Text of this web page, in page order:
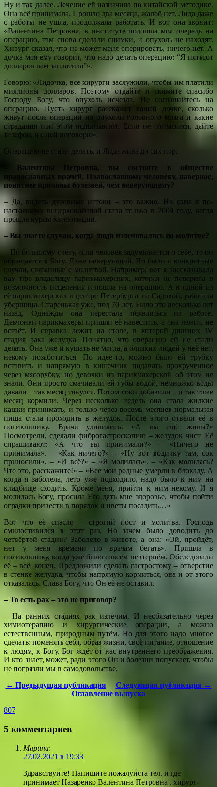
Ну и так далее. Лечение ей назначила по китайской методике.
Она всё принимала. Прошло два месяца, жалоб нет, Лида даже
с работы не ушла, продолжала работать. И вот она звонит:
«Валентина Петровна, в институте подошла моя очередь на
операцию, там снова сделали снимки, и опухоль не находят.
Хирург сказал, что не может меня оперировать, ничего нет. А
дочка моя ему говорит, что надо делать операцию: “Я пятьсот
долларов вам заплатила”».
Говорю: «Лидочка, все хирурги заслужили, чтобы им платили
миллионы долларов. Поэтому отдайте и скажите спасибо
Господу Богу, что опухоль исчезла. Не соглашайтесь на
операцию. Пусть хирург расскажет вашей дочке, сколько
живут после операции на опухоли головного мозга и какие
страдания при этом испытывают. Если не согласится, дайте
телефон, я с ней поговорю».
Операцию не стали делать, и Лида жива до сих пор.
– Валентина Петровна, вы состоите в обществе
православных врачей. Православному человеку, наверное,
понятнее причины болезней, чем неверующему?
– Да, видеть духовные истоки – это важно. Но сама я по-
настоящему воцерковлённой стала только в 2009 году, когда
прошла курсы катехизации.
– Вы знаете случаи, когда люди излечивались по молитве?
– По большому счёту, если человек задумывается о себе, то он
обращается к Богу. Даже неверующий. Но были и конкретные
случаи, связанные с молитвой. Например, вот я рассказывала
вам про владелицу парикмахерских, которая не поверила в
возможность исцеления и пошла на операцию. А в одной из
её парикмахерских в центре Петербурга, на Садовой, работала
уборщица. Старенькая уже, под 70 лет. Было это несколько лет
назад. Однажды она перестала появляться на работе.
Девчонки-парикмахеры пришли её навестить, а она лежит, не
встаёт. И справка лежит на столе, в которой диагноз: IV
стадия рака желудка. Понятно, что операцию ей не стали
делать. Она уже и кушать не могла, а близких людей у неё нет,
некому позаботиться. По идее-то, можно было ей трубку
вставить и напрямую в кишечник подавать прокрученное
через мясорубку, но девочки из парикмахерской об этом не
знали. Они просто смачивали ей губы водой, немножко воды
давали – так месяц тянулся. Потом соки добавили – и так тоже
месяц кормили. Через несколько недель она стала жидкие
кашки принимать, и только через восемь месяцев нормальная
пища стала проходить в желудок. После этого отвели её в
поликлинику. Врачи удивились: «А вы ещё живы?»
Посмотрели, сделали фиброгастроскопию – желудок чист. Её
спрашивают: «А что вы принимали?» – «Ничего не
принимала». – «Как ничего?» – «Ну вот водичку там, сок
приносили». – «И всё?» – «Я молилась». – «Как молилась?
Что это, расскажите!» – «Все мои родные умерли в блокаду. А
когда я заболела, лето уже подходило, надо было к ним на
кладбище сходить. Кроме меня, прийти к ним некому. И я
молилась Богу, просила Его дать мне здоровье, чтобы пойти
оградки привести в порядок и цветы посадить…»
Вот что её спасло – строгий пост и молитва. Господь
смилостивился в этот раз. Но зачем было доводить до
четвёртой стадии? Заболело в животе, а она: «Ой, пройдёт,
нет у меня времени по врачам бегать». Пришла в
поликлинику, когда уже было совсем невтерпёж. Обследовали
её – всё, конец. Предложили сделать гастростому – отверстие
в стенке желудка, чтобы напрямую кормиться, она и от этого
отказалась. Слава Богу, что Он её не оставил.
– То есть рак – это не приговор?
– На ранних стадиях рак излечим. И необязательно через
химиотерапию и хирургические операции, а можно
естественным, природным путём. Но для этого надо многое
сделать: поменять себя, образ жизни, своё питание, отношение
к людям, к Богу. Бог ждёт от нас внутреннего преображения.
И кто знает, может, ради этого Он и болезни попускает, чтобы
не погрязли мы в самодовольстве.
← Предыдущая публикация
Следующая публикация →
Оглавление выпуска
807
5 комментариев
Марина:
27.02.2021 в 19:33
Здравствуйте! Напишите пожалуйста тел. и где
принимает Назаренко Валентина Петровна , хирург-